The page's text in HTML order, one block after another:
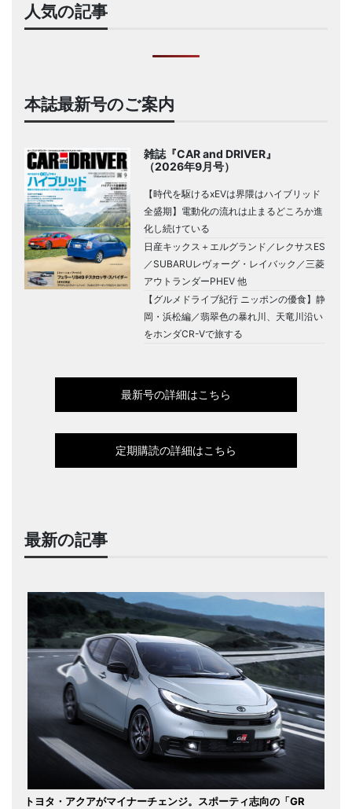
人気の記事
本誌最新号のご案内
雑誌『CAR and DRIVER』
（2026年9月号）
【時代を駆けるxEVは界隈はハイブリッド
全盛期】電動化の流れは止まるどころか進
化し続けている
日産キックス＋エルグランド／レクサスES
／SUBARUレヴォーグ・レイバック／三菱
アウトランダーPHEV 他
【グルメドライブ紀行 ニッポンの優食】静
岡・浜松編／翡翠色の暴れ川、天竜川沿い
をホンダCR-Vで旅する
最新号の詳細はこちら
定期購読の詳細はこちら
最新の記事
トヨタ・アクアがマイナーチェンジ。スポーティ志向の「GR